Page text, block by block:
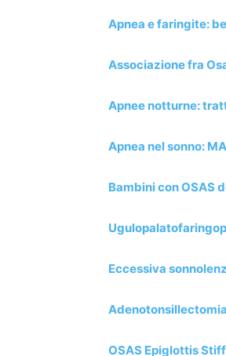
Apnea e faringite:
Associazione fra
Apnee notturne:
Apnea nel sonno:
Bambini con OSAS
Eccessiva
OSAS Epiglottis